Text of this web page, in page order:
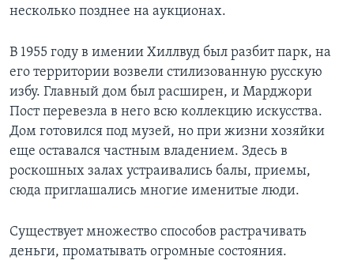
несколько позднее на аукционах.
В 1955 году в имении Хиллвуд был разбит парк, на
его территории возвели стилизованную русскую
избу. Главный дом был расширен, и Марджори
Пост перевезла в него всю коллекцию искусства.
Дом готовился под музей, но при жизни хозяйки
еще оставался частным владением. Здесь в
роскошных залах устраивались балы, приемы,
сюда приглашались многие именитые люди.
Существует множество способов растрачивать
деньги, проматывать огромные состояния.